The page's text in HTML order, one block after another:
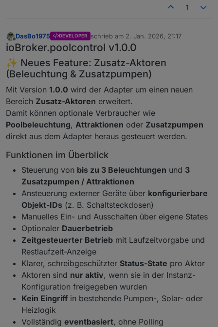
1
Offline
DasBo1975 DEVELOPER schrieb am 2. Jan. 2026, 21:17
zuletzt editiert von
ioBroker.poolcontrol v1.0.0
✨ Neues Feature: Zusatz-Aktoren
(Beleuchtung & Zusatzpumpen)
Mit Version 1.0.0 wird der Adapter um einen neuen
Bereich Zusatz-Aktoren erweitert.
Damit können optionale Verbraucher wie
Poolbeleuchtung, Attraktionen oder Zusatzpumpen
direkt aus dem Adapter heraus gesteuert werden.
Funktionen im Überblick
Steuerung von bis zu 3 Beleuchtungen und 3
Zusatzpumpen / Attraktionen
Ansteuerung externer Geräte über konfigurierbare
Objekt-IDs (z. B. Schaltsteckdosen)
Manuelles Ein- und Ausschalten über eigene States
Optionaler Dauerbetrieb
Zeitgesteuerter Betrieb mit Laufzeitvorgabe und
Restlaufzeit-Anzeige
Klarer, schreibgeschützter Status-State pro Aktor
Aktoren sind nur aktiv, wenn sie in der Instanz-
Konfiguration freigegeben wurden
Kein Eingriff in bestehende Pumpen-, Solar- oder
Heizlogik
Vollständig eventbasiert, ohne Polling